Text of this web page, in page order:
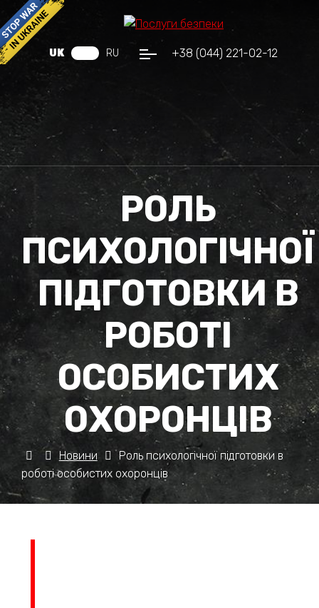
+38 (044) 221-02-12
UK RU
РОЛЬ
ПСИХОЛОГІЧНОЇ
ПІДГОТОВКИ В
РОБОТІ
ОСОБИСТИХ
ОХОРОНЦІВ
Новини
Роль психологічної підготовки в
роботі особистих охоронців